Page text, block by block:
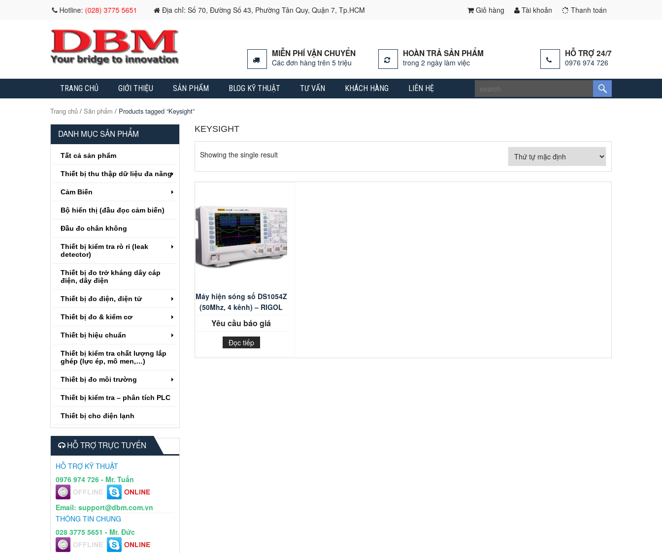
Hotline:(028) 3775 5651 Địa chỉ: Số 70, Đường Số 43, Phường Tân Quy, Quận 7, Tp.HCM Giỏ hàng Tài khoản Thanh toán
MIỄN PHÍ VẬN CHUYỂN
Các đơn hàng trên 5 triệu
HOÀN TRẢ SẢN PHẨM
trong 2 ngày làm việc
HỖ TRỢ 24/7
0976 974 726
TRANG CHỦ GIỚI THIỆU SẢN PHẨM BLOG KỸ THUẬT TƯ VẤN KHÁCH HÀNG LIÊN HỆ
Trang chủ / Sản phẩm / Products tagged “Keysight”
DANH MỤC SẢN PHẨM
Tất cả sản phẩm
Thiết bị thu thập dữ liệu đa năng
Cảm Biến
Bộ hiển thị (đầu đọc cảm biến)
Đầu đo chân không
Thiết bị kiểm tra rò rỉ (leak
detector)
Thiết bị đo trở kháng dây cáp
điện, dây điện
Thiết bị đo điện, điện tử
Thiết bị đo & kiểm cơ
Thiết bị hiệu chuẩn
Thiết bị kiểm tra chất lượng lắp
ghép (lực ép, mô men,…)
Thiết bị đo môi trường
Thiết bị kiểm tra – phân tích PLC
Thiết bị cho điện lạnh
HỖ TRỢ TRỰC TUYẾN
HỖ TRỢ KỸ THUẬT
0976 974 726 - Mr. Tuấn
Email: support@dbm.com.vn
THÔNG TIN CHUNG
028 3775 5651 - Mr. Đức
KEYSIGHT
Showing the single result
Máy hiện sóng số DS1054Z
(50Mhz, 4 kênh) – RIGOL
Yêu cầu báo giá
Đọc tiếp